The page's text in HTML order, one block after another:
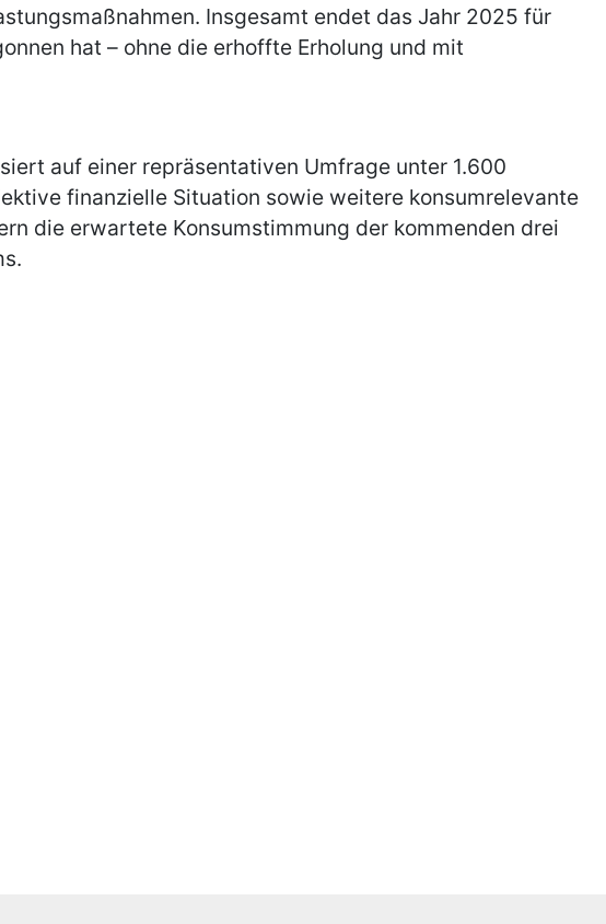
Insgesamt endet das Jahr 2025 für
hat – ohne die erhoffte Erholung und mit
auf einer repräsentativen Umfrage unter 1.600
finanzielle Situation sowie weitere konsumrelevante
die erwartete Konsumstimmung der kommenden drei